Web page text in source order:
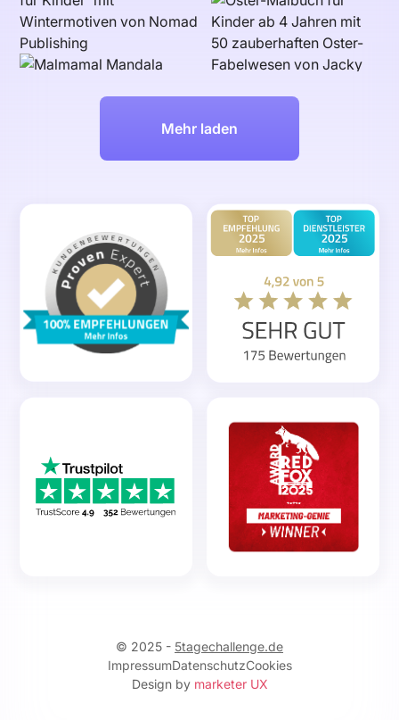
Mehr laden
© 2025 - 5tagechallenge.de
ImpressumDatenschutzCookies
Design by marketer UX